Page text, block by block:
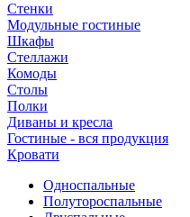
Стенки
Модульные гостиные
Шкафы
Стеллажи
Комоды
Столы
Полки
Диваны и кресла
Гостиные - вся продукция
Кровати
Односпальные
Полутороспальные